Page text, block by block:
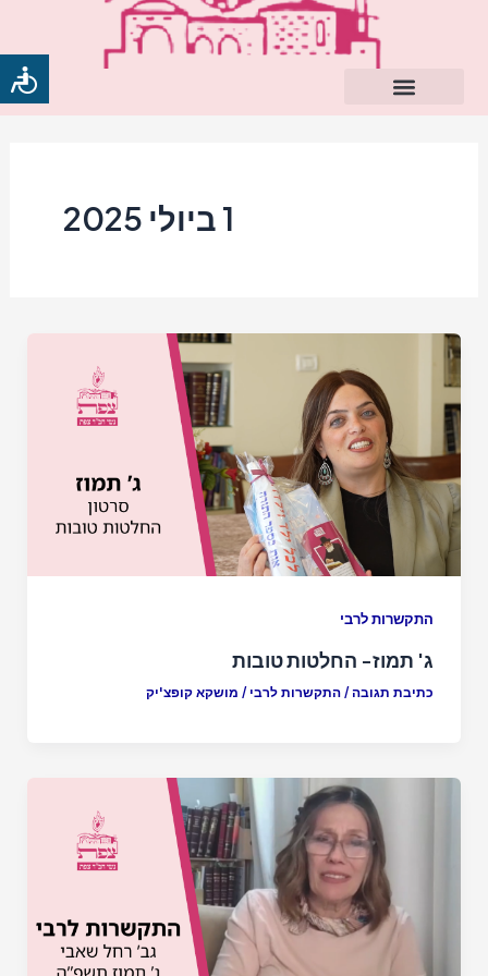
1 ביולי 2025
התקשרות לרבי
ג' תמוז- החלטות טובות
כתיבת תגובה / התקשרות לרבי / מושקא קופצ'יק